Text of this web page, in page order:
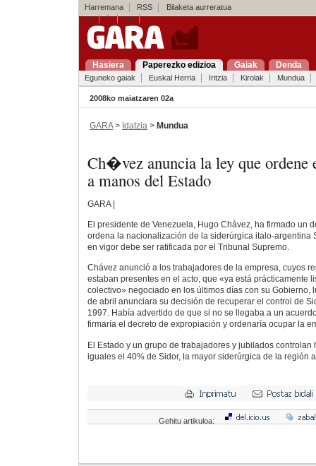
Harremana RSS
Bilaketa aurreratua
es
fr en
Hasiera Paperezko edizioa Gaiak Denda
Eguneko gaiak Euskal Herria Iritzia Kirolak Mundua
2008ko maiatzaren 02a
GARA> Idatzia > Mundua
Ch�vez anuncia la ley que ordene
a manos del Estado
GARA |
El presidente de Venezuela, Hugo Chávez, ha firmado un
ordena la nacionalización de la siderúrgica italo-argentina
en vigor debe ser ratificada por el Tribunal Supremo.
Chávez anunció a los trabajadores de la empresa, cuyos
estaban presentes en el acto, que «ya está prácticamente
colectivo» negociado en los últimos días con su Gobierno,
de abril anunciara su decisión de recuperar el control de
1997. Había advertido de que si no se llegaba a un
firmaría el decreto de expropiación y ordenaría ocupar la
El Estado y un grupo de trabajadores y jubilados controlan
iguales el 40% de Sidor, la mayor siderúrgica de la región
Gehitu artikuloa: